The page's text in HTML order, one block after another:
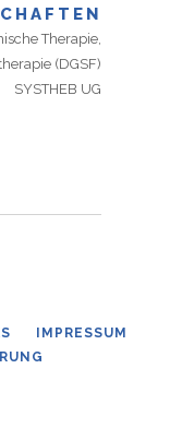
Therapie,
SYSTHEB UG
IMPRESSUM